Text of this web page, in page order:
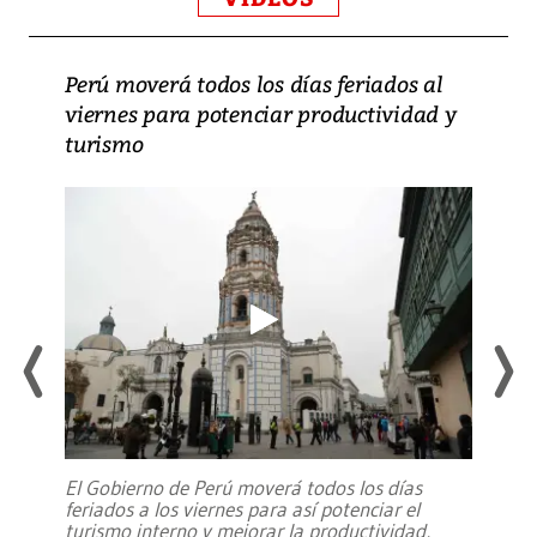
Perú moverá todos los días feriados al
viernes para potenciar productividad y
turismo
El Gobierno de Perú moverá todos los días
feriados a los viernes para así potenciar el
turismo interno y mejorar la productividad,